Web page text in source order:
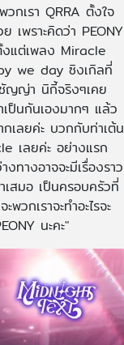
วกเรา QRRA ตั้งใจ
เพราะคิดว่า PEONY
งแต่เพลง Miracle
we day ซิงเกิลที่
ชัญญ่า นิกี้จริงๆเคย
ป็นกันเองมากๆ แล้ว
เลยค่ะ บวกกับท่าเต้น
เลยค่ะ อย่างแรก
ทางอาจจะมีเรื่องราว
เสมอ เป็นครอบครัวที่
วกเราจะทำอะไรจะ
นะคะ"